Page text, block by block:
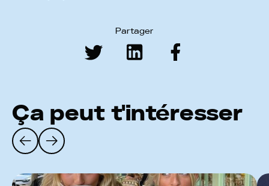
Partager
Ça peut t'intéresser